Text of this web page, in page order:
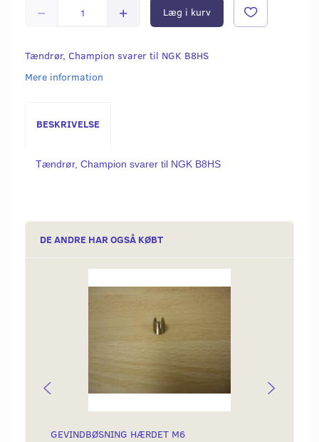
Læg i kurv
Tændrør, Champion svarer til NGK B8HS
Mere information
BESKRIVELSE
Tændrør, Champion svarer til NGK B8HS
DE ANDRE HAR OGSÅ KØBT
GEVINDBØSNING HÆRDET M6